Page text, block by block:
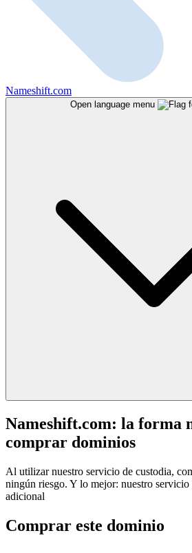
Nameshift.com
Open language menu
Nameshift.com: la forma
comprar dominios
Al utilizar nuestro servicio de custodia,
ningún riesgo. Y lo mejor: nuestro
adicional
Comprar este dominio